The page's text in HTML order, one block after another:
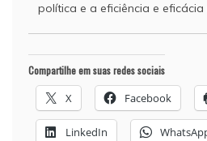
política e a eficiência e
Compartilhe em suas redes sociais
X Facebook
LinkedIn